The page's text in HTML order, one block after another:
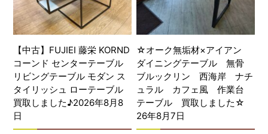
【中古】FUJIEI 藤栄 KORND
コーンド センターテーブル
リビングテーブル モダン ス
タイリッシュ ローテーブル
買取しました♪2026年8月8
日
☆オーク無垢材×アイアン
ダイニングテーブル 無骨
ブルックリン 西海岸 ナチ
ュラル カフェ風 作業台
テーブル 買取しました☆
26年8月7日